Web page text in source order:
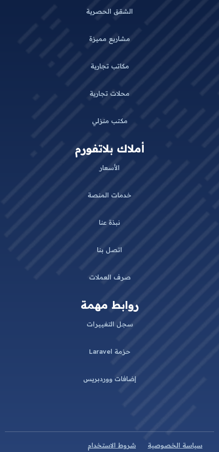
الشقق الحصرية
مشاريع مميزة
مكاتب تجارية
محلات تجارية
مكتب منزلي
أملاك بلاتفورم
الأسعار
خدمات المنصة
نبذة عنا
اتصل بنا
صرف العملات
روابط مهمة
سجل التغييرات
حزمة Laravel
إضافات ووردبريس
سياسة الخصوصية شروط الاستخدام